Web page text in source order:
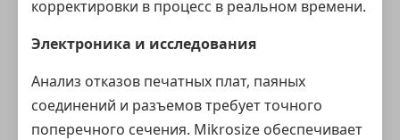
корректировки в процесс в реальном времени.
Электроника и исследования
Анализ отказов печатных плат, паяных
соединений и разъемов требует точного
поперечного сечения. Mikrosize обеспечивает